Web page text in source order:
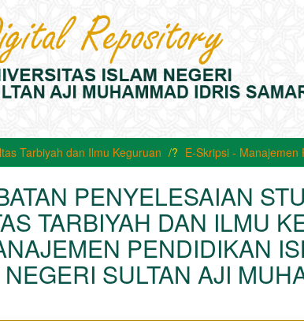
Tarbiyah dan Ilmu Keguruan E-Skripsi - Manajemen
PENYELESAIAN
TARBIYAH DAN ILMU
PENDIDIKAN
SULTAN AJI